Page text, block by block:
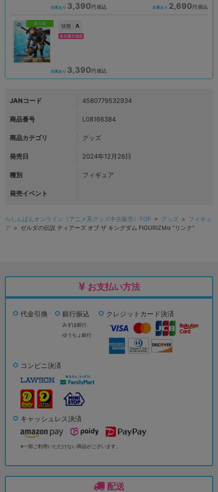
在庫あり 3,390円 税込 在庫あり 2,690円 税込
新入荷 状態 : A
名古屋大須店
在庫あり 3,390円 税込
JANコード 4580779532934
商品番号 L08166384
商品カテゴリ グッズ
発売日 2024年12月26日
種別 フィギュア
発売イベント
らしんばんオンライン（アニメ系グッズ中古販売）TOP > グッズ > フィギュ
ア > ゼルダの伝説 ティアーズ オブ ザ キングダム FIGURIZMα "リンク"
お支払い方法
代金引換 銀行振込
みずほ銀行、
ゆうちょ銀行
クレジットカード決済
コンビニ決済
キャッシュレス決済
※一部ご利用いただけない商品がございます。
配送